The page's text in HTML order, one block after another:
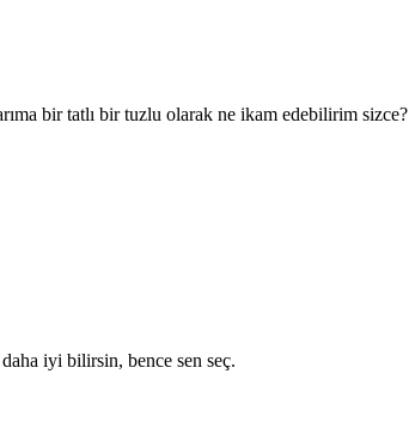
bir tatlı bir tuzlu olarak ne ikam edebilirim sizce?
iyi bilirsin, bence sen seç.